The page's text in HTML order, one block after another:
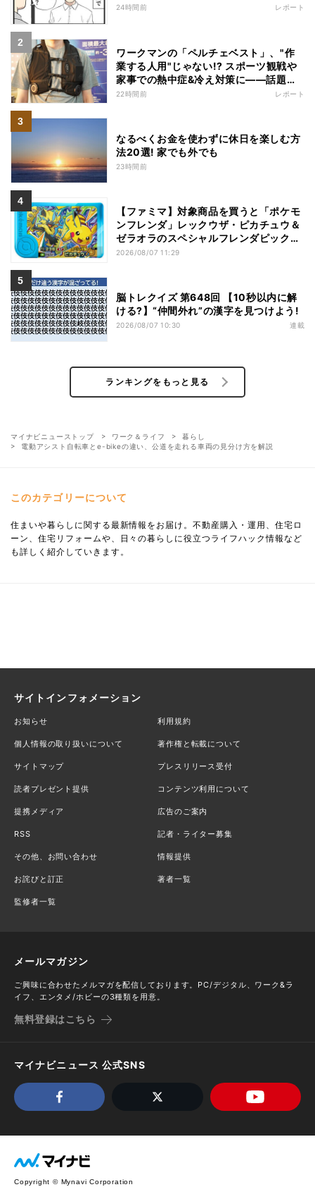
24時間前 レポート
ワークマンの「ペルチェベスト」、"作
業する人用"じゃない!? スポーツ観戦や
家事での熱中症&冷え対策に――話題の
商品を徹底検証
22時間前 レポート
なるべくお金を使わずに休日を楽しむ方
法20選! 家でも外でも
23時間前
【ファミマ】対象商品を買うと「ポケモ
ンフレンダ」レックウザ・ピカチュウ＆
ゼラオラのスペシャルフレンダピックが
もらえるキャンペーン
2026/08/07 11:29
脳トレクイズ 第648回 【10秒以内に解
ける?】“仲間外れ”の漢字を見つけよう!
2026/08/07 10:30 連載
ランキングをもっと見る
マイナビニューストップ ワーク＆ライフ
暮らし
電動アシスト自転車とe-bikeの違い、公道を走れる車両の見分け方を解説
このカテゴリーについて
住まいや暮らしに関する最新情報をお届け。不動産購入・運用、住宅ロ
ーン、住宅リフォームや、日々の暮らしに役立つライフハック情報など
も詳しく紹介していきます。
サイトインフォメーション
お知らせ 利用規約
個人情報の取り扱いについて 著作権と転載について
サイトマップ プレスリリース受付
読者プレゼント提供 コンテンツ利用について
提携メディア 広告のご案内
RSS 記者・ライター募集
その他、お問い合わせ 情報提供
お詫びと訂正 著者一覧
監修者一覧
メールマガジン
ご興味に合わせたメルマガを配信しております。PC/デジタル、ワーク&ラ
イフ、エンタメ/ホビーの3種類を用意。
無料登録はこちら
マイナビニュース 公式SNS
Copyright © Mynavi Corporation